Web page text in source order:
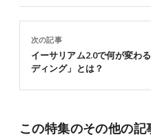
次の記事
イーサリアム2.0で何が変わ
ディング」とは？
この特集のその他の記